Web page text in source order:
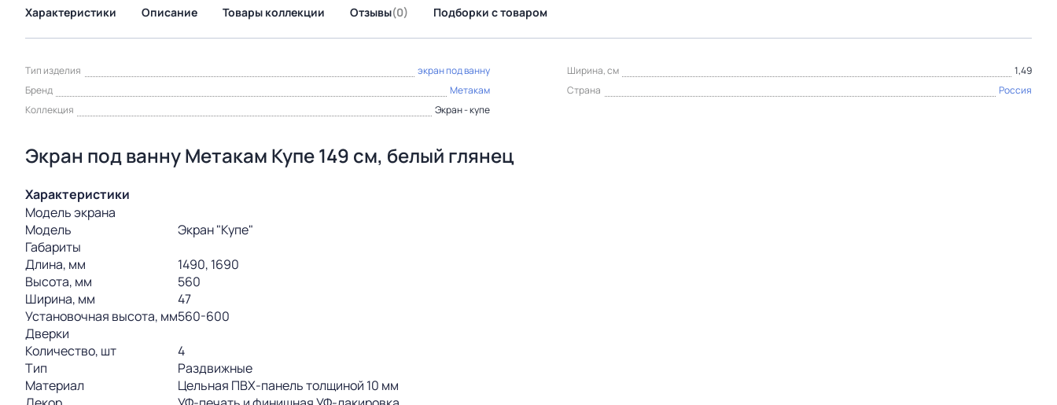
Характеристики Описание Товары коллекции Отзывы(0) Подборки с товаром
Тип изделия экран под ванну Ширина, см
1,49
Бренд
Метакам Страна
Россия
Коллекция
Экран - купе
Экран под ванну Метакам Купе 149 см, белый глянец
Характеристики
Модель экрана
Модель
Экран "Купе"
Габариты
Длина, мм
1490, 1690
Высота, мм
560
Ширина, мм
47
Установочная высота, мм560-600
Дверки
Количество, шт
4
Тип
Раздвижные
Материал
Цельная ПВХ-панель толщиной 10 мм